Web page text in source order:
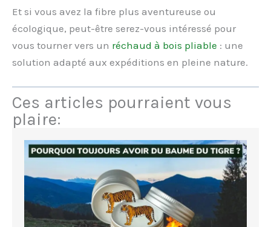
Et si vous avez la fibre plus aventureuse ou
écologique, peut-être serez-vous intéressé pour
vous tourner vers un réchaud à bois pliable : une
solution adapté aux expéditions en pleine nature.
Ces articles pourraient vous
plaire: